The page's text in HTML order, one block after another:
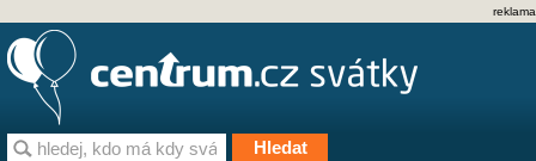
reklama